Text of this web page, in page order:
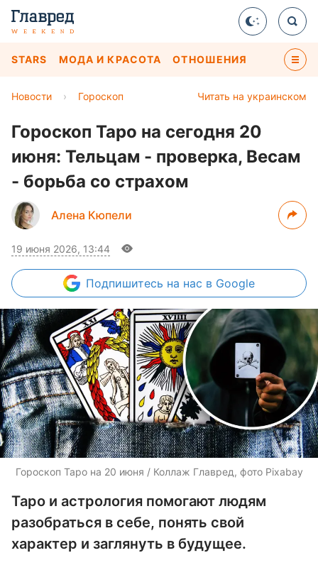
STARS МОДА И КРАСОТА ОТНОШЕНИЯ
Читать на украинском
Новости › Гороскоп
Гороскоп Таро на сегодня 20
июня: Тельцам - проверка, Весам
- борьба со страхом
Алена Кюпели
19 июня 2026, 13:44
Подпишитесь на нас в Google
Гороскоп Таро на 20 июня / Коллаж Главред, фото Pixabay
Таро и астрология помогают людям
разобраться в себе, понять свой
характер и заглянуть в будущее.